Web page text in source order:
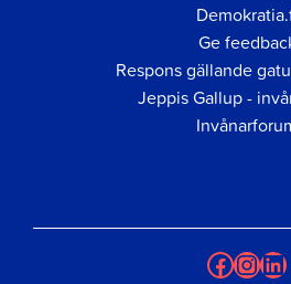
Ge
Respons gällande
Jeppis Gallup -